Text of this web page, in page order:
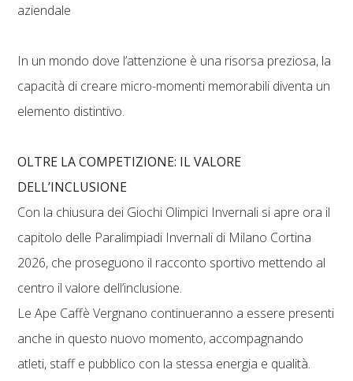
aziendale
In un mondo dove l’attenzione è una risorsa preziosa, la
capacità di creare micro-momenti memorabili diventa un
elemento distintivo.
OLTRE LA COMPETIZIONE: IL VALORE
DELL’INCLUSIONE
Con la chiusura dei Giochi Olimpici Invernali si apre ora il
capitolo delle Paralimpiadi Invernali di Milano Cortina
2026, che proseguono il racconto sportivo mettendo al
centro il valore dell’inclusione.
Le Ape Caffè Vergnano continueranno a essere presenti
anche in questo nuovo momento, accompagnando
atleti, staff e pubblico con la stessa energia e qualità.